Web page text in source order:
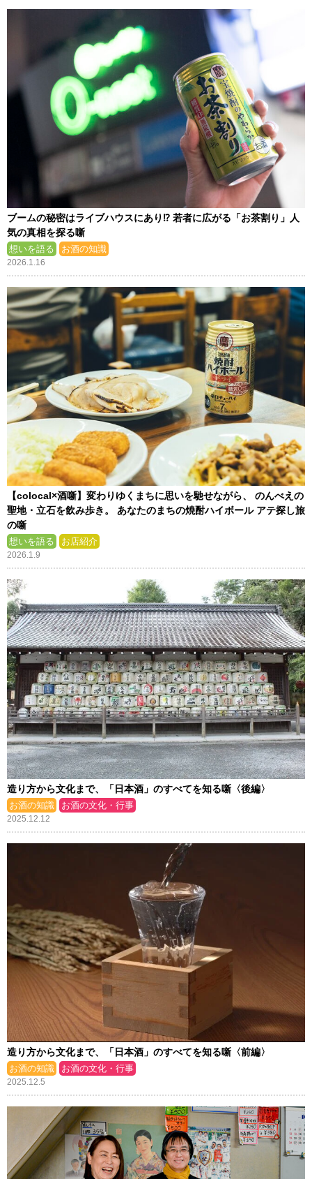
ブームの秘密はライブハウスにあり⁉ 若者に広がる「お茶割り」人
気の真相を探る噺
想いを語る お酒の知識
2026.1.16
【colocal×酒噺】変わりゆくまちに思いを馳せながら、 のんべえの
聖地・立石を飲み歩き。 あなたのまちの焼酎ハイボール アテ探し旅
の噺
想いを語る お店紹介
2026.1.9
造り方から文化まで、「日本酒」のすべてを知る噺〈後編〉
お酒の知識 お酒の文化・行事
2025.12.12
造り方から文化まで、「日本酒」のすべてを知る噺〈前編〉
お酒の知識 お酒の文化・行事
2025.12.5